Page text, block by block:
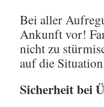
Bei aller
Ankunft vor!
nicht zu
auf die
Sicherheit bei